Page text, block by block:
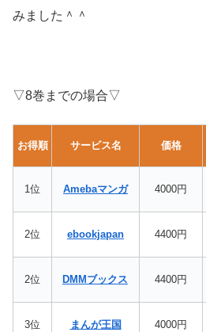
みました＾＾
▽8巻までの場合▽
お得順 サービス名 価格
1位 Amebaマンガ 4000円
2位 ebookjapan 4400円
2位 DMMブックス 4400円
3位 まんが王国 4000円